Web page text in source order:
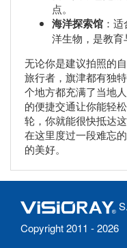
点。
海洋探索馆 ：
洋生物，是教育
无论你是建议拍照的
旅行者，旗津都有独
个地方都充满了当地
的便捷交通让你能轻
轮，你就能很快抵达
在这里度过一段难忘
的美好。
Copyright 2011 - 2026